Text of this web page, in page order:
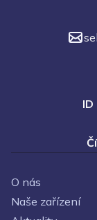
O nás
Naše zařízení